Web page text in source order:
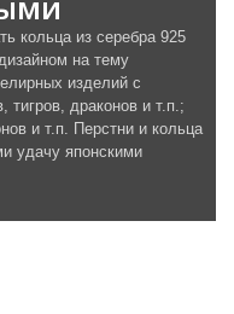
кольца из серебра 925
на тему
изделий с
драконов и т.п.;
и т.п. Перстни и кольца
удачу японскими